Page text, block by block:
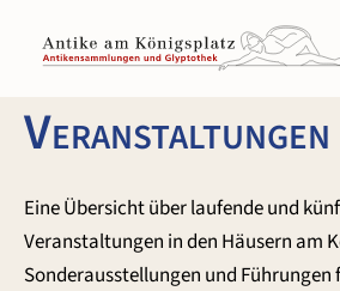
Inhalt
springen
Veranstaltungen
Eine Übersicht über laufende und
Veranstaltungen in den Häusern am
Sonderausstellungen und Führungen